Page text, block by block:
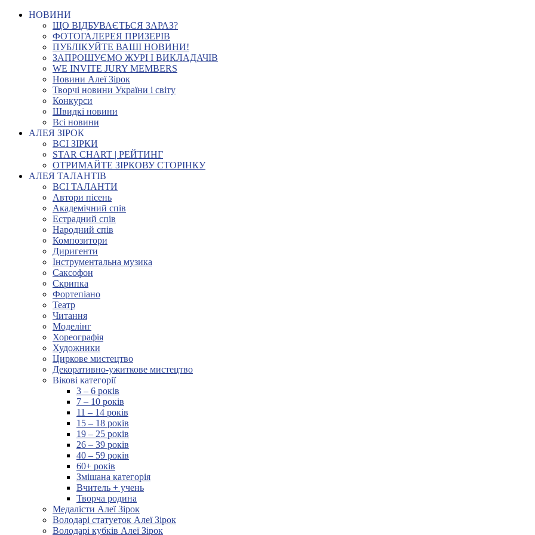
НОВИНИ
ЩО ВІДБУВАЄТЬСЯ ЗАРАЗ?
ФОТОГАЛЕРЕЯ ПРИЗЕРІВ
ПУБЛІКУЙТЕ ВАШІ НОВИНИ!
ЗАПРОШУЄМО ЖУРІ І ВИКЛАДАЧІВ
WE INVITE JURY MEMBERS
Новини Алеї Зірок
Творчі новини України і світу
Конкурси
Швидкі новини
Всі новини
АЛЕЯ ЗІРОК
ВСІ ЗІРКИ
STAR CHART | РЕЙТИНГ
ОТРИМАЙТЕ ЗІРКОВУ СТОРІНКУ
АЛЕЯ ТАЛАНТІВ
ВСІ ТАЛАНТИ
Автори пісень
Академічний спів
Естрадний спів
Народний спів
Композитори
Диригенти
Інструментальна музика
Саксофон
Скрипка
Фортепіано
Театр
Читання
Моделінг
Хореографія
Художники
Циркове мистецтво
Декоративно-ужиткове мистецтво
Вікові категорії
3 – 6 років
7 – 10 років
11 – 14 років
15 – 18 років
19 – 25 років
26 – 39 років
40 – 59 років
60+ років
Змішана категорія
Вчитель + учень
Творча родина
Медалісти Алеї Зірок
Володарі статуеток Алеї Зірок
Володарі кубків Алеї Зірок